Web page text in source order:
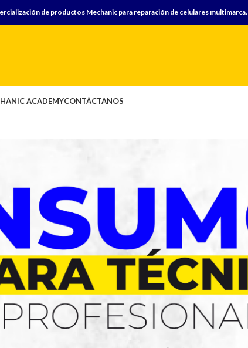
de productos Mechanic para reparación de celulares multimarca.
ACADEMYCONTÁCTANOS